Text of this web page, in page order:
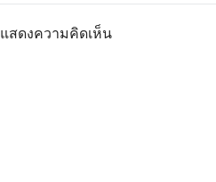
แสดงความคิดเห็น